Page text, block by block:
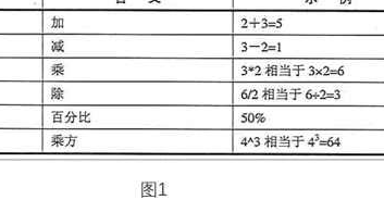
图1